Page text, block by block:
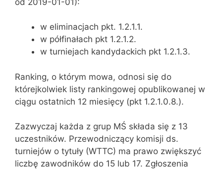
w eliminacjach pkt. 1.2.1.1.
w półfinałach pkt 1.2.1.2.
w turniejach kandydackich pkt 1.2.1.3.
Ranking, o którym mowa, odnosi się do
którejkolwiek listy rankingowej opublikowanej w
ciągu ostatnich 12 miesięcy (pkt 1.2.1.0.8.).
Zazwyczaj każda z grup MŚ składa się z 13
uczestników. Przewodniczący komisji ds.
turniejów o tytuły (WTTC) ma prawo zwiększyć
liczbę zawodników do 15 lub 17. Zgłoszenia